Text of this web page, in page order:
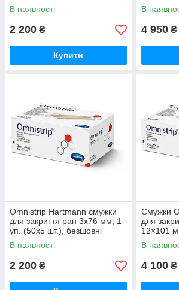
В наявності
2 200 ₴
Купити
В
4 950 ₴
Omnistrip Hartmann смужки
для закриття ран 3х76 мм, 1
уп. (50x5 шт.), безшовні
В наявності
2 200 ₴
Смужки
для
12×101
В
4 100 ₴